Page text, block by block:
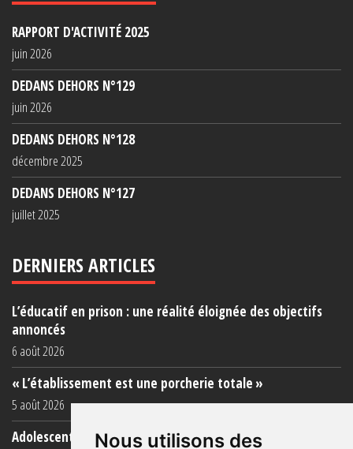
Nous utilisons des
RAPPORT D'ACTIVITÉ 2025
juin 2026
DEDANS DEHORS N°129
juin 2026
DEDANS DEHORS N°128
décembre 2025
DEDANS DEHORS N°127
juillet 2025
DERNIERS ARTICLES
L’éducatif en prison : une réalité éloignée des objectifs
annoncés
6 août 2026
« L’établissement est une porcherie totale »
5 août 2026
Adolescent·es incarcéré·es : une faillite collective